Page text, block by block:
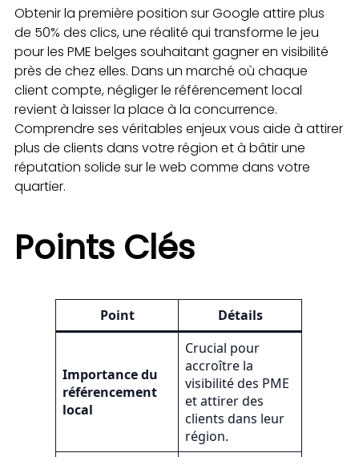
Obtenir la première position sur Google attire plus
de 50% des clics, une réalité qui transforme le jeu
pour les PME belges souhaitant gagner en visibilité
près de chez elles. Dans un marché où chaque
client compte, négliger le référencement local
revient à laisser la place à la concurrence.
Comprendre ses véritables enjeux vous aide à attirer
plus de clients dans votre région et à bâtir une
réputation solide sur le web comme dans votre
quartier.
Points Clés
Point Détails
Importance du
référencement
local
Crucial pour
accroître la
visibilité des PME
et attirer des
clients dans leur
région.